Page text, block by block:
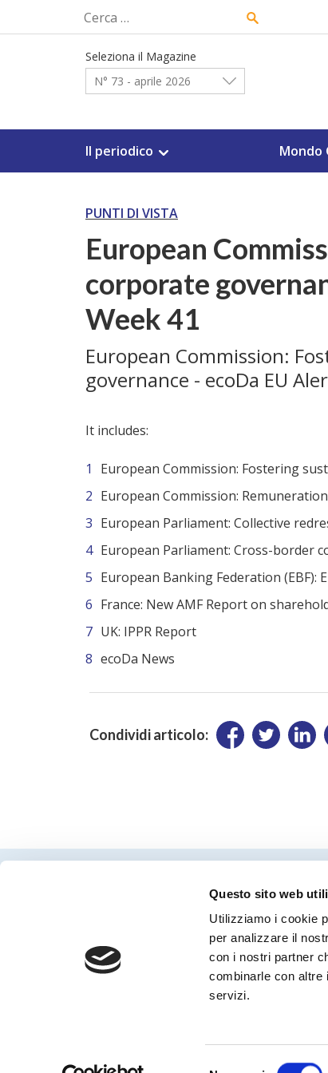
Questo sito web
Utilizziamo i cookie
per analizzare il
con i nostri partner
combinarle con altre
servizi.
Ricerca
per:
Seleziona il Magazine
N° 73 - aprile 2026
Il periodico Mondo
PUNTI DI VISTA
European
corporate
Week 41
European Commission:
governance - ecoDa EU
It includes:
European Commission: Fostering
European Commission:
European Parliament: Collective
European Parliament: Cross-border
European Banking Federation
France: New AMF Report on
UK: IPPR Report
ecoDa News
Condividi articolo:
Periodico Nedcommunity Reg.
Milano n° 341 (17/07/2009) Editore: